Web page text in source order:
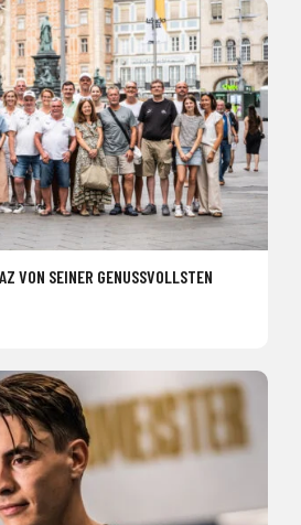
VON SEINER GENUSSVOLLSTEN